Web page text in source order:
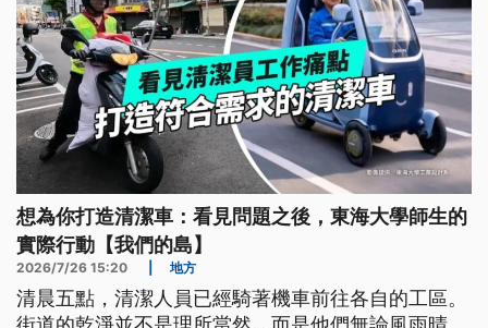
想為你打造清潔車：看見問題之後，東海大學師生的
實際行動【我們的島】
2026/7/26 15:20 地方
清晨五點，清潔人員已經騎著機車前往各自的工區。